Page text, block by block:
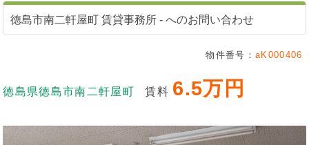
徳島市南二軒屋町 賃貸事務所 - へのお問い合わせ
物件番号： aK000406
徳島県徳島市南二軒屋町 賃料 6.5万円